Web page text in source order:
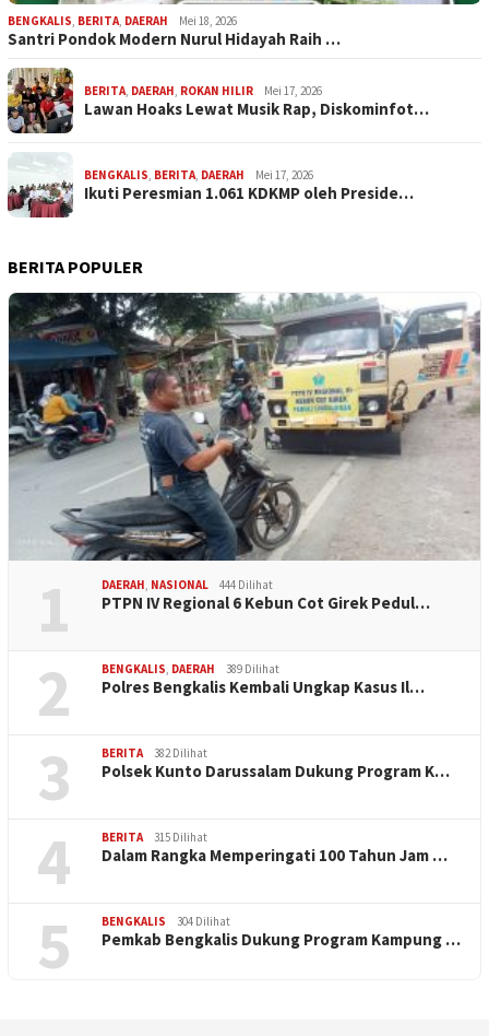
BENGKALIS, BERITA, DAERAH Mei 18, 2026
Santri Pondok Modern Nurul Hidayah Raih …
BERITA, DAERAH, ROKAN HILIR Mei 17, 2026
Lawan Hoaks Lewat Musik Rap, Diskominfot…
BENGKALIS, BERITA, DAERAH Mei 17, 2026
Ikuti Peresmian 1.061 KDKMP oleh Preside…
BERITA POPULER
1 DAERAH, NASIONAL 444 Dilihat
PTPN IV Regional 6 Kebun Cot Girek Pedul…
2 BENGKALIS, DAERAH 389 Dilihat
Polres Bengkalis Kembali Ungkap Kasus Il…
3 BERITA 382 Dilihat
Polsek Kunto Darussalam Dukung Program K…
4 BERITA 315 Dilihat
Dalam Rangka Memperingati 100 Tahun Jam …
5 BENGKALIS 304 Dilihat
Pemkab Bengkalis Dukung Program Kampung …